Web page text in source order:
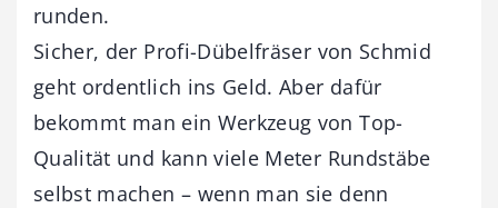
runden.
Sicher, der Profi-Dübelfräser von Schmid
geht ordentlich ins Geld. Aber dafür
bekommt man ein Werkzeug von Top-
Qualität und kann viele Meter Rundstäbe
selbst machen – wenn man sie denn